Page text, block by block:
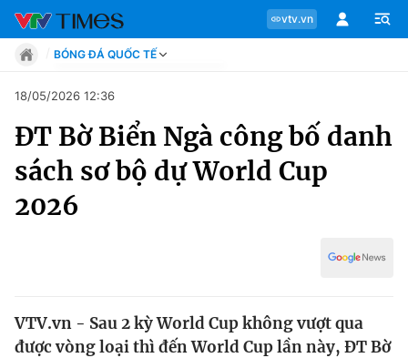
vtv.vn
Chuyên mục
Tin tức
Chân dung
BÓNG ĐÁ QUỐC TẾ
Move
Phong cách
Sự kiện
Bóng đá
18/05/2026 12:36
ĐT Bờ Biển Ngà công bố danh
sách sơ bộ dự World Cup
2026
VTV.vn - Sau 2 kỳ World Cup không vượt qua
được vòng loại thì đến World Cup lần này, ĐT Bờ